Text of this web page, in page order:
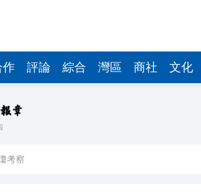
作 評論 綜合 灣區 商社 文化
億元
利潤總額近936億
客家文化傳承新篇章
言論 拉美國家有權自主選擇合作夥伴
考察